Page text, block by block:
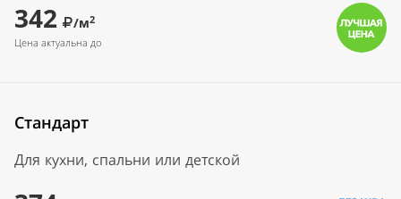
342 /м2
Цена актуальна до
Стандарт
Для кухни, спальни или детской